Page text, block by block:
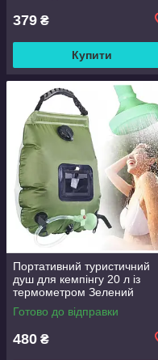
379 ₴
Купити
Портативний туристичний
душ для кемпінгу 20 л із
термометром Зелений
Готово до відправки
480 ₴